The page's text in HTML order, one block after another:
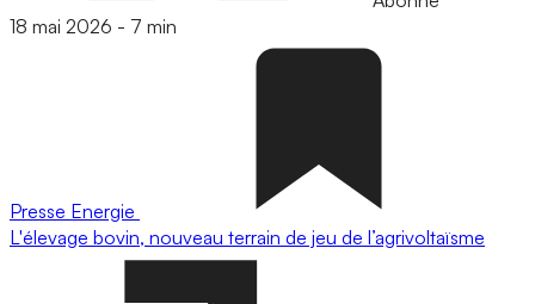
18 mai 2026 - 7 min
Presse Energie
L'élevage bovin, nouveau terrain de jeu de l’agrivoltaïsme